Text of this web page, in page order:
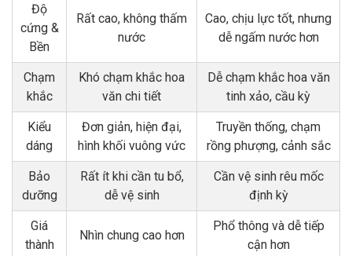
Độ
cứng &
Bền
Rất cao, không thấm
nước
Cao, chịu lực tốt, nhưng
dễ ngấm nước hơn
Chạm
khắc
Khó chạm khắc hoa
văn chi tiết
Dễ chạm khắc hoa văn
tinh xảo, cầu kỳ
Kiểu
dáng
Đơn giản, hiện đại,
hình khối vuông vức
Truyền thống, chạm
rồng phượng, cảnh sắc
Bảo
dưỡng
Rất ít khi cần tu bổ,
dễ vệ sinh
Cần vệ sinh rêu mốc
định kỳ
Giá
thành
Nhìn chung cao hơn
Phổ thông và dễ tiếp
cận hơn